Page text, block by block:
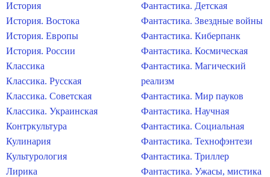
История
История. Востока
История. Европы
История. России
Классика
Классика. Русская
Классика. Советская
Классика. Украинская
Контркультура
Кулинария
Культурология
Лирика
Фантастика. Детская
Фантастика. Звездные войны
Фантастика. Киберпанк
Фантастика. Космическая
Фантастика. Магический
реализм
Фантастика. Мир пауков
Фантастика. Научная
Фантастика. Социальная
Фантастика. Технофэнтези
Фантастика. Триллер
Фантастика. Ужасы, мистика